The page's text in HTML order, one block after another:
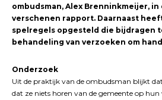
ombudsman, Alex Brenninkmeijer, in
verschenen rapport. Daarnaast
spelregels opgesteld die bijdragen
behandeling van verzoeken om
Onderzoek
Uit de praktijk van de ombudsman blijkt
dat ze niets horen van de gemeente op